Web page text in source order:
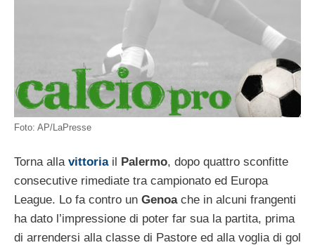
Foto: AP/LaPresse
Torna alla vittoriail Palermo, dopo quattro sconfitte
consecutive rimediate tra campionato ed Europa
League. Lo fa contro un Genoache in alcuni frangenti
ha dato l’impressione di poter far sua la partita, prima
di arrendersi alla classe di Pastore ed alla voglia di gol